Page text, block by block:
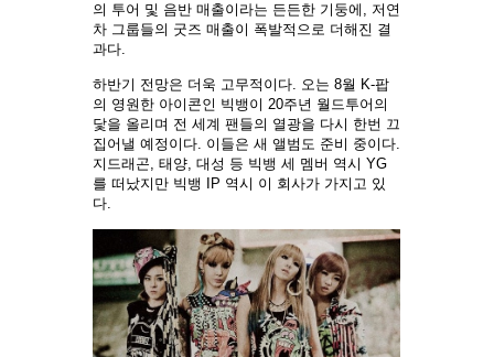
의 투어 및 음반 매출이라는 든든한 기둥에, 저연
차 그룹들의 굿즈 매출이 폭발적으로 더해진 결
과다.
하반기 전망은 더욱 고무적이다. 오는 8월 K-팝
의 영원한 아이콘인 빅뱅이 20주년 월드투어의
닻을 올리며 전 세계 팬들의 열광을 다시 한번 끄
집어낼 예정이다. 이들은 새 앨범도 준비 중이다.
지드래곤, 태양, 대성 등 빅뱅 세 멤버 역시 YG
를 떠났지만 빅뱅 IP 역시 이 회사가 가지고 있
다.